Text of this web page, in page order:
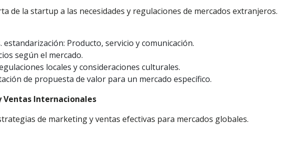
de la startup a las necesidades y regulaciones de mercados extranjeros.
estandarización: Producto, servicio y comunicación.
según el mercado.
locales y consideraciones culturales.
de propuesta de valor para un mercado específico.
Ventas Internacionales
de marketing y ventas efectivas para mercados globales.